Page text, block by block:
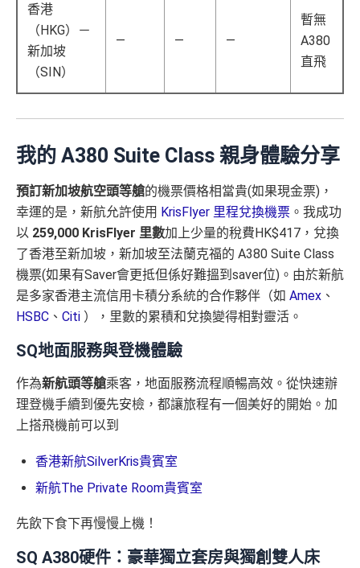
香港
（HKG）－
新加坡
（SIN）
— — —
暫無
A380
直飛
我的 A380 Suite Class 親身體驗分享
預訂新加坡航空頭等艙的機票價格相當貴(如果現金票)，
幸運的是，新航允許使用 KrisFlyer 里程兌換機票 。我成功
以 259,000 KrisFlyer 里數加上少量的稅費HK$417，兌換
了香港至新加坡，新加坡至法蘭克福的 A380 Suite Class
機票(如果有Saver會更抵但係好難搵到saver位)。由於新航
是多家香港主流信用卡積分系統的合作夥伴（如 Amex 、
HSBC 、 Citi ），里數的累積和兌換變得相對靈活。
SQ地面服務與登機體驗
作為新航頭等艙乘客，地面服務流程順暢高效。從快速辦
理登機手續到優先安檢，都讓旅程有一個美好的開始。加
上搭飛機前可以到
香港新航SilverKris貴賓室
新航The Private Room貴賓室
先飲下食下再慢慢上機！
SQ A380硬件：豪華獨立套房與獨創雙人床